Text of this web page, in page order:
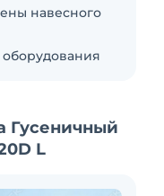
навесного
Гусеничный
L